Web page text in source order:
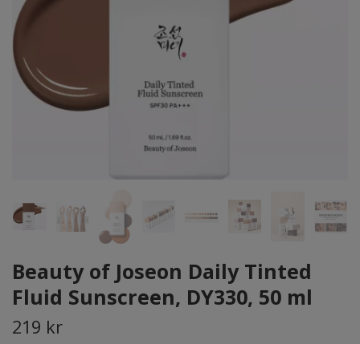
Beauty of Joseon Daily Tinted
Fluid Sunscreen, DY330, 50 ml
219 kr